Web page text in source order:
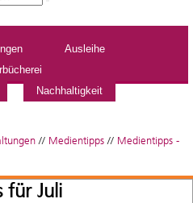
Ausleihe
Nachhaltigkeit
// Medientipps // Medientipps -
für Juli